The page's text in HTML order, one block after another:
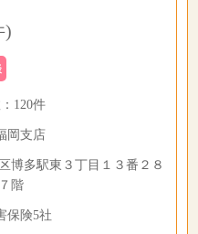
)
120件
岡支店
博多駅東３丁目１３番２８
階
保険5社